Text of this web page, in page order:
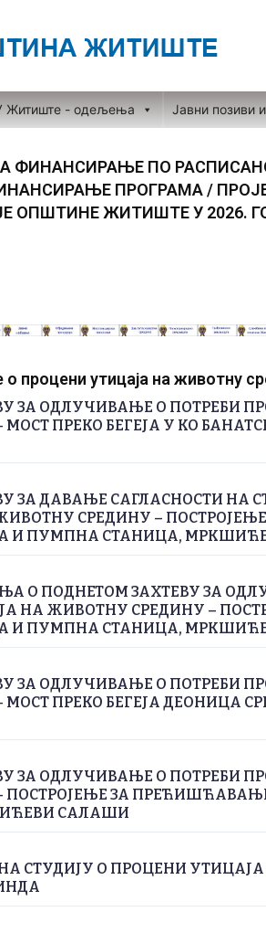
Житиште - одељења Јавни позиви
ФИНАНСИРАЊЕ ПО
ПРОГРАМА /
ОПШТИНЕ ЖИТИШТЕ У 2026.
процени утицаја на животну
ЗА ОДЛУЧИВАЊЕ О ПОТРЕБИ
ПРЕКО БЕГЕЈА У КО
ЗА ДАВАЊЕ САГЛАСНОСТИ НА
СРЕДИНУ – ПОСТРОЈЕЊЕ
И ПУМПНА СТАНИЦА,
О ПОДНЕТОМ ЗАХТЕВУ ЗА
НА ЖИВОТНУ СРЕДИНУ –
И ПУМПНА СТАНИЦА,
ЗА ОДЛУЧИВАЊЕ О ПОТРЕБИ
ПРЕКО БЕГЕЈА ДЕОНИЦА
ЗА ОДЛУЧИВАЊЕ О ПОТРЕБИ
ПОСТРОЈЕЊЕ ЗА
САЛАШИ
СТУДИЈУ О ПРОЦЕНИ